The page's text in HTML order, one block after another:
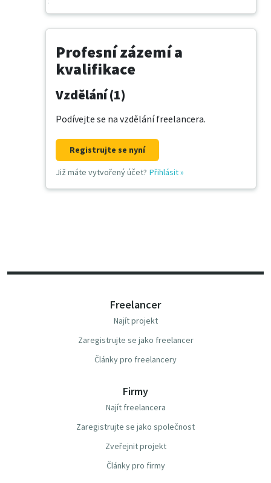
Profesní zázemí a
kvalifikace
Vzdělání (1)
Podívejte se na vzdělání freelancera.
Registrujte se nyní
Již máte vytvořený účet? Přihlásit»
Freelancer
Najít projekt
Zaregistrujte se jako freelancer
Články pro freelancery
Firmy
Najít freelancera
Zaregistrujte se jako společnost
Zveřejnit projekt
Články pro firmy